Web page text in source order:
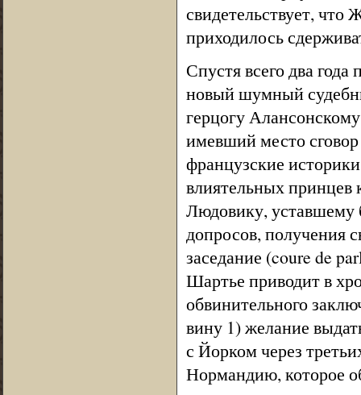
свидетельствует, что
приходилось
Спустя всего два
новый шумный
герцогу
имевший место
французские
влиятельных принцев
Людовику, уставшему
допросов, получения
заседание (coure de
Шартье приводит в
обвинительного
вину 1) желание
с Йорком через
Нормандию, которое